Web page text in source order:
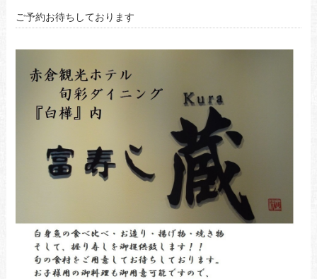
ご予約お待ちしております